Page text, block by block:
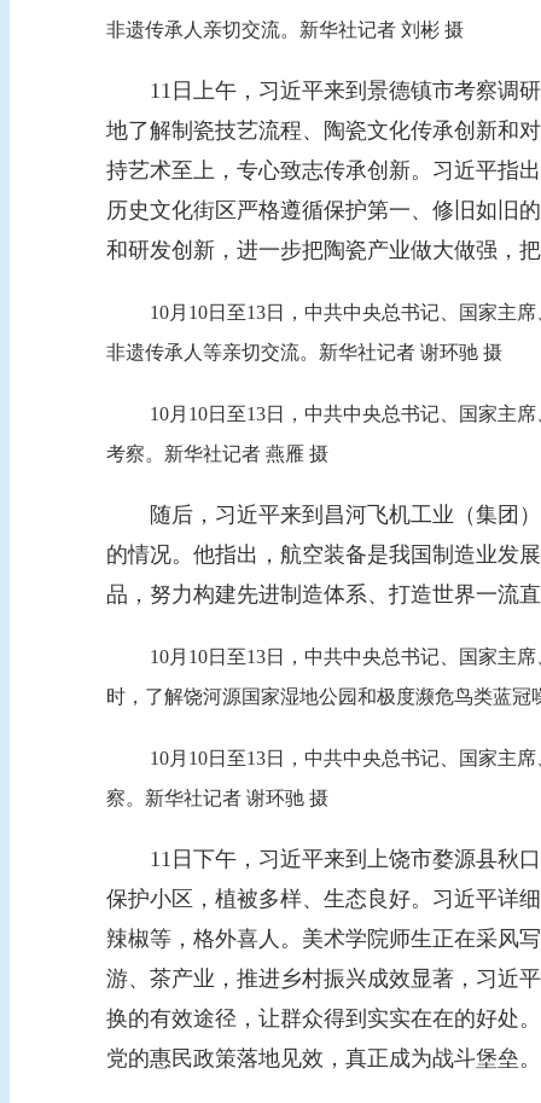
非遗传承人亲切交流。新华社记者 刘彬 摄
11日上午，习近平来到景德镇市考察调研
地了解制瓷技艺流程、陶瓷文化传承创新和
持艺术至上，专心致志传承创新。习近平指
历史文化街区严格遵循保护第一、修旧如旧
和研发创新，进一步把陶瓷产业做大做强，
10月10日至13日，中共中央总书记、国家主
非遗传承人等亲切交流。新华社记者 谢环驰 摄
10月10日至13日，中共中央总书记、国家主
考察。新华社记者 燕雁 摄
随后，习近平来到昌河飞机工业（集团）
的情况。他指出，航空装备是我国制造业发
品，努力构建先进制造体系、打造世界一流
10月10日至13日，中共中央总书记、国家主
时，了解饶河源国家湿地公园和极度濒危鸟类蓝
10月10日至13日，中共中央总书记、国家主
察。新华社记者 谢环驰 摄
11日下午，习近平来到上饶市婺源县秋口
保护小区，植被多样、生态良好。习近平详
辣椒等，格外喜人。美术学院师生正在采风
游、茶产业，推进乡村振兴成效显著，习近
换的有效途径，让群众得到实实在在的好处
党的惠民政策落地见效，真正成为战斗堡垒。